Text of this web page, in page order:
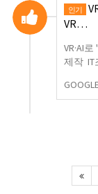
인기
VR…
VR·AI
제작 IT